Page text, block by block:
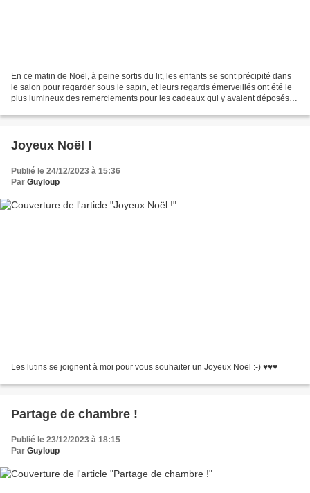
En ce matin de Noël, à peine sortis du lit, les enfants se sont précipité dans
le salon pour regarder sous le sapin, et leurs regards émerveillés ont été le
plus lumineux des remerciements pour les cadeaux qui y avaient déposés
Joyeux Noël !
Publié le 24/12/2023 à 15:36
Par Guyloup
Les lutins se joignent à moi pour vous souhaiter un Joyeux Noël :-) ♥♥♥
Partage de chambre !
Publié le 23/12/2023 à 18:15
Par Guyloup